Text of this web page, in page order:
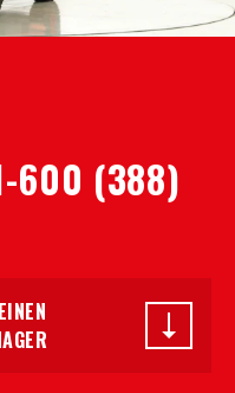
600 (388)